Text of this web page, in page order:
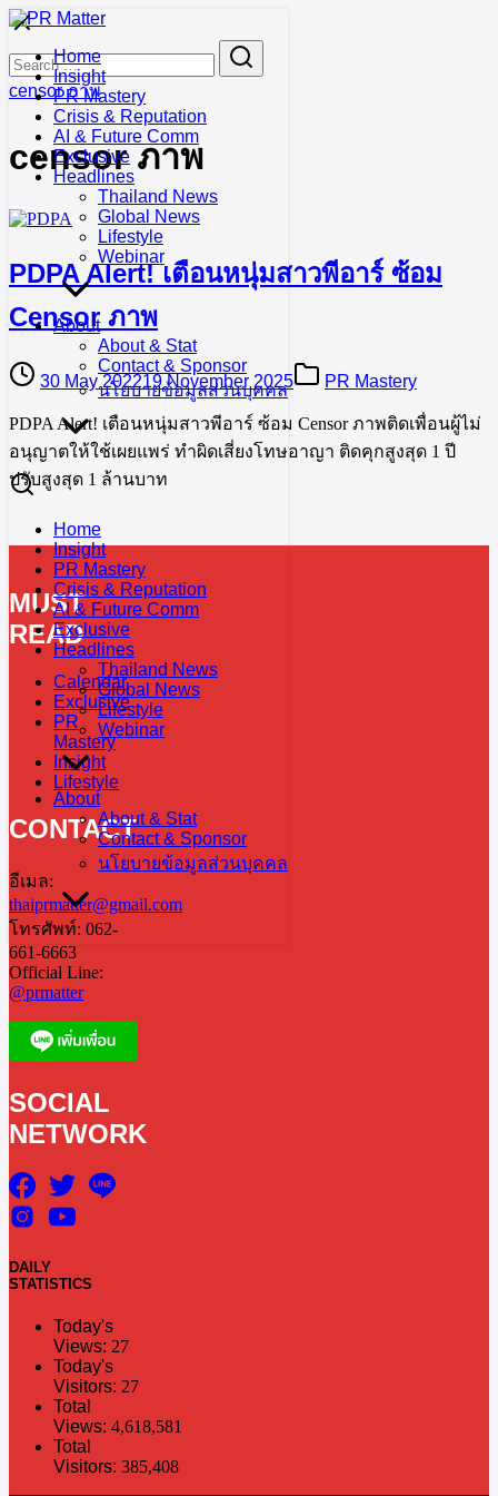
Skip
contentHome
Insight
PR Mastery
Crisis & Reputation
AI & Future Comm
Exclusive
Headlines
Thailand News
Global News
Lifestyle
Webinar
About
About & Stat
Contact & Sponsor
นโยบายข้อมูลส่วนบุคคล
Home
Insight
PR Mastery
Crisis & Reputation
AI & Future Comm
Exclusive
Headlines
Thailand News
Global News
Lifestyle
Webinar
About
About & Stat
Contact & Sponsor
นโยบายข้อมูลส่วนบุคคล
Search
for:
censor ภาพ
censor ภาพ
PDPA Alert! เตือนหนุ่มสาวพีอาร์ ซ้อม
Censor ภาพ
30 May 202219 November 2025 PR Mastery
PDPA Alert! เตือนหนุ่มสาวพีอาร์ ซ้อม Censor ภาพติดเพื่อนผู้ไม่
อนุญาตให้ใช้เผยแพร่ ทำผิดเสี่ยงโทษอาญา ติดคุกสูงสุด 1 ปี
ปรับสูงสุด 1 ล้านบาท
MUST
READ
Calendar
Exclusive
PR
Mastery
Insight
Lifestyle
CONTACT
อีเมล:
thaiprmatter@gmail.com
โทรศัพท์: 062-
661-6663
Official Line:
@prmatter
SOCIAL
NETWORK
DAILY
STATISTICS
Today's
Views: 27
Today's
Visitors: 27
Total
Views: 4,618,581
Total
Visitors: 385,408